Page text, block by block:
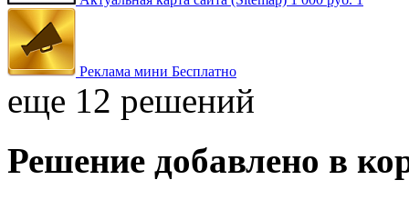
Реклама мини Бесплатно
еще 12 решений
Решение добавлено в